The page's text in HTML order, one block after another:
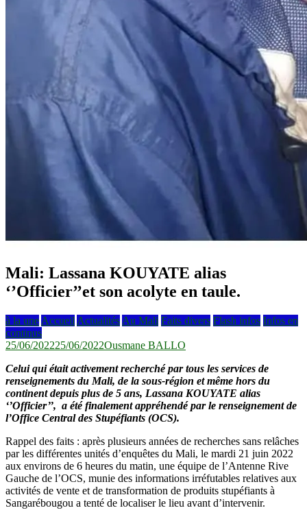
Mali: Lassana KOUYATE alias
‘’Officier’’et son acolyte en taule.
à la une Accueil Actualités Au Mali Faits divers Flash infos Infos en
continus
25/06/202225/06/2022Ousmane BALLO
Celui qui était activement recherché par tous les services de
renseignements du Mali, de la sous-région et même hors du
continent depuis plus de 5 ans, Lassana KOUYATE alias
‘’Officier’’, a été finalement appréhendé par le renseignement de
l’Office Central des Stupéfiants (OCS).
Rappel des faits : après plusieurs années de recherches sans relâches
par les différentes unités d’enquêtes du Mali, le mardi 21 juin 2022
aux environs de 6 heures du matin, une équipe de l’Antenne Rive
Gauche de l’OCS, munie des informations irréfutables relatives aux
activités de vente et de transformation de produits stupéfiants à
Sangarébougou a tenté de localiser le lieu avant d’intervenir.